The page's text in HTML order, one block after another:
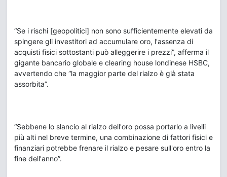
“Se i rischi [geopolitici] non sono sufficientemente elevati da
spingere gli investitori ad accumulare oro, l'assenza di
acquisti fisici sottostanti può alleggerire i prezzi”, afferma il
gigante bancario globale e clearing house londinese HSBC,
avvertendo che “la maggior parte del rialzo è già stata
assorbita”.
“Sebbene lo slancio al rialzo dell'oro possa portarlo a livelli
più alti nel breve termine, una combinazione di fattori fisici e
finanziari potrebbe frenare il rialzo e pesare sull'oro entro la
fine dell'anno”.